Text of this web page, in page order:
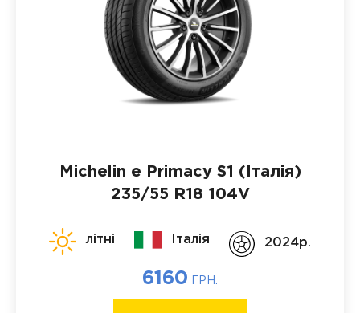
Michelin e Primacy S1 (Італія)
235/55 R18 104V
літні Італія 2024p.
6160 ГРН.